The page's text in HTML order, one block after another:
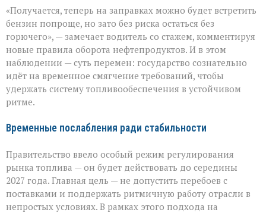
баланс:
зачем
время
смягчают
стандарты
«Получается, теперь на заправках можно будет встретить
бензин попроще, но зато без риска остаться без
горючего», — замечает водитель со стажем, комментируя
новые правила оборота нефтепродуктов. И в этом
наблюдении — суть перемен: государство сознательно
идёт на временное смягчение требований, чтобы
удержать систему топливообеспечения в устойчивом
ритме.
Временные послабления ради стабильности
Правительство ввело особый режим регулирования
рынка топлива — он будет действовать до середины
2027 года. Главная цель — не допустить перебоев с
поставками и поддержать ритмичную работу отрасли в
непростых условиях. В рамках этого подхода на